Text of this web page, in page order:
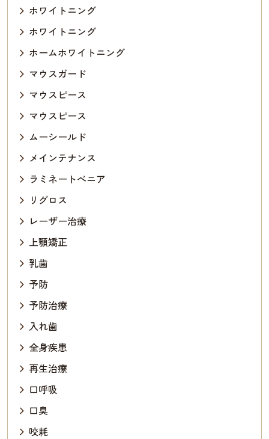
ホワイトニング
ホワイトニング
ホームホワイトニング
マウスガード
マウスピース
マウスピース
ムーシールド
メインテナンス
ラミネートべニア
リグロス
レーザー治療
上顎矯正
乳歯
予防
予防治療
入れ歯
全身疾患
再生治療
口呼吸
口臭
咬耗